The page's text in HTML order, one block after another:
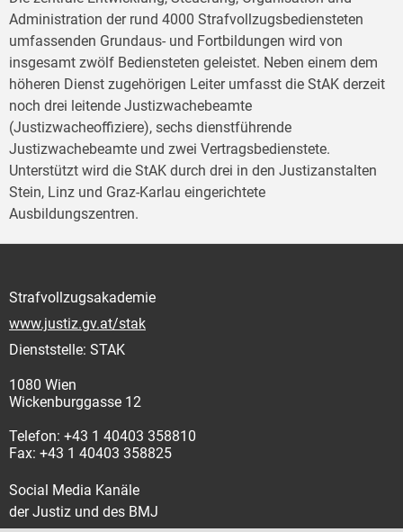
Administration der rund 4000 Strafvollzugsbediensteten
umfassenden Grundaus- und Fortbildungen wird von
insgesamt zwölf Bediensteten geleistet. Neben einem dem
höheren Dienst zugehörigen Leiter umfasst die StAK derzeit
noch drei leitende Justizwachebeamte
(Justizwacheoffiziere), sechs dienstführende
Justizwachebeamte und zwei Vertragsbedienstete.
Unterstützt wird die StAK durch drei in den Justizanstalten
Stein, Linz und Graz-Karlau eingerichtete
Ausbildungszentren.
Strafvollzugsakademie
www.justiz.gv.at/stak
Dienststelle: STAK
1080 Wien
Wickenburggasse 12
Telefon: +43 1 40403 358810
Fax: +43 1 40403 358825
Social Media Kanäle
der Justiz und des BMJ